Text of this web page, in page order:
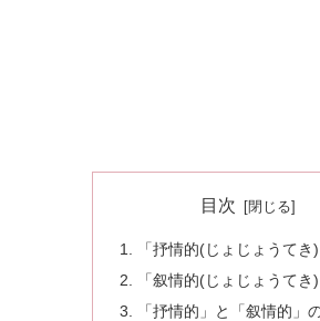
目次
「抒情的(じょじょうてき
「叙情的(じょじょうてき
「抒情的」と「叙情的」